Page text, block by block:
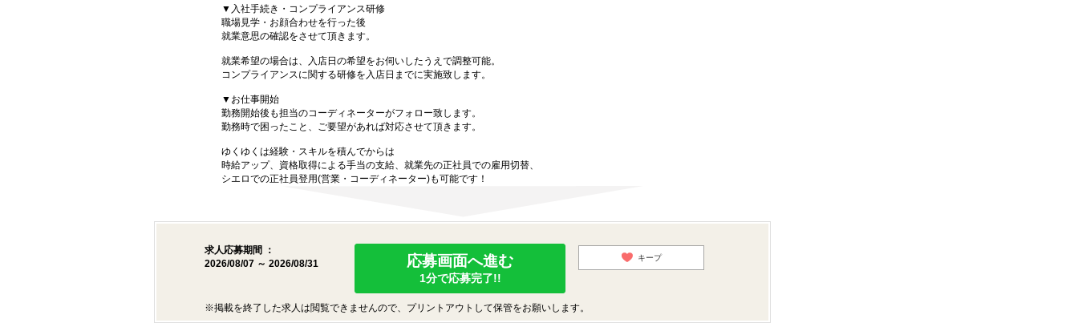
▼入社手続き・コンプライアンス研修
職場見学・お顔合わせを行った後
就業意思の確認をさせて頂きます。
就業希望の場合は、入店日の希望をお伺いしたうえで調整可能。
コンプライアンスに関する研修を入店日までに実施致します。
▼お仕事開始
勤務開始後も担当のコーディネーターがフォロー致します。
勤務時で困ったこと、ご要望があれば対応させて頂きます。
ゆくゆくは経験・スキルを積んでからは
時給アップ、資格取得による手当の支給、就業先の正社員での雇用切替、
シエロでの正社員登用(営業・コーディネーター)も可能です！
求人応募期間 ：
2026/08/07 ～ 2026/08/31
応募画面へ進む
1分で応募完了!!
キープ
※掲載を終了した求人は閲覧できませんので、プリントアウトして保管をお願いします。